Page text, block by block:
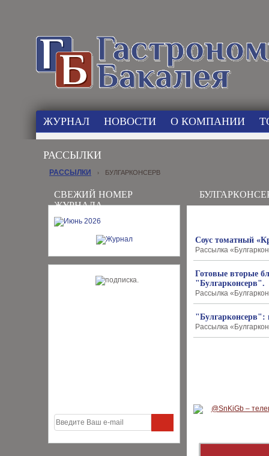
ЖУРНАЛ НОВОСТИ О КОМПАНИИ
РАССЫЛКИ
СВЕЖИЙ НОМЕР
ЖУРНАЛА
РАССЫЛКИ › БУЛГАРКОНСЕРВ
Соус томатный
Рассылка
Готовые вторые
"Булгарконсерв".
Рассылка
"Булгарконсерв":
Рассылка